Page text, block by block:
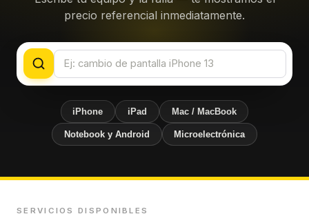
precio referencial inmediatamente.
iPhone iPad Mac / MacBook
Notebook y Android Microelectrónica
SERVICIOS DISPONIBLES